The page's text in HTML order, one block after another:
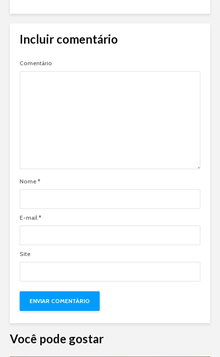
Incluir comentário
Comentário
Nome *
E-mail *
Site
Você pode gostar